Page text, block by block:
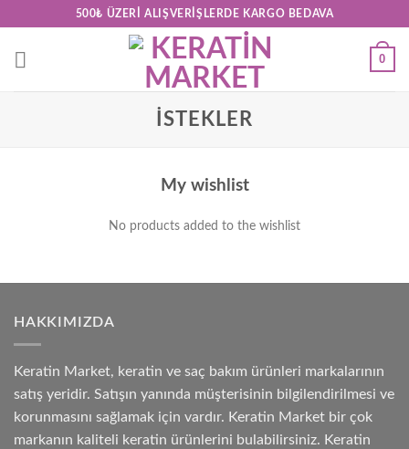
content
500₺ ÜZERI ALIŞVERIŞLERDE KARGO BEDAVA
0
İSTEKLER
My wishlist
No products added to the wishlist
HAKKIMIZDA
Keratin Market, keratin ve saç bakım ürünleri markalarının
satış yeridir. Satışın yanında müşterisinin bilgilendirilmesi ve
korunmasını sağlamak için vardır. Keratin Market bir çok
markanın kaliteli keratin ürünlerini bulabilirsiniz. Keratin